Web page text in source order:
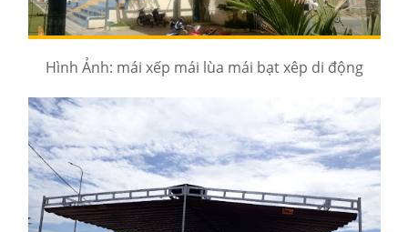
Hình Ảnh: mái xếp mái lùa mái bạt xêp di động